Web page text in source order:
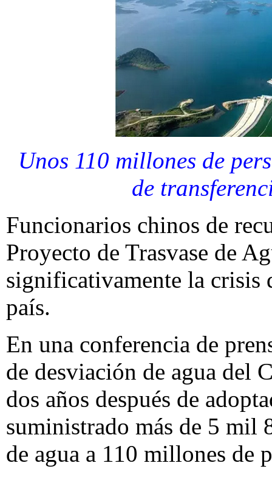
Unos 110 millones de
de
Funcionarios chinos de
Proyecto de Trasvase de
significativamente la crisis
país.
En una conferencia de
de desviación de agua del
dos años después de
suministrado más de 5 mil
de agua a 110 millones de